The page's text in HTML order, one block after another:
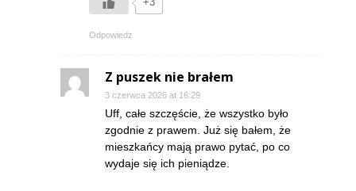
Odpowiedz
Z puszek nie brałem
3 czerwca 2026 at 16:29
Uff, całe szczęście, że wszystko było
zgodnie z prawem. Już się bałem, że
mieszkańcy mają prawo pytać, po co
wydaje się ich pieniądze.